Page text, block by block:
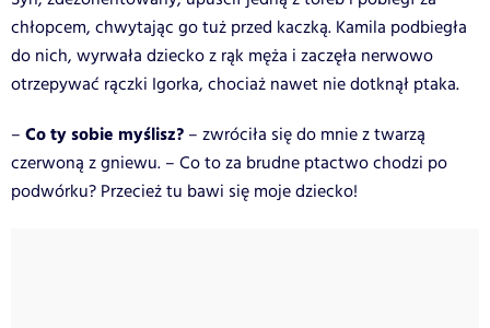
chłopcem, chwytając go tuż przed kaczką. Kamila podbiegła
do nich, wyrwała dziecko z rąk męża i zaczęła nerwowo
otrzepywać rączki Igorka, chociaż nawet nie dotknął ptaka.
– Co ty sobie myślisz? – zwróciła się do mnie z twarzą
czerwoną z gniewu. – Co to za brudne ptactwo chodzi po
podwórku? Przecież tu bawi się moje dziecko!